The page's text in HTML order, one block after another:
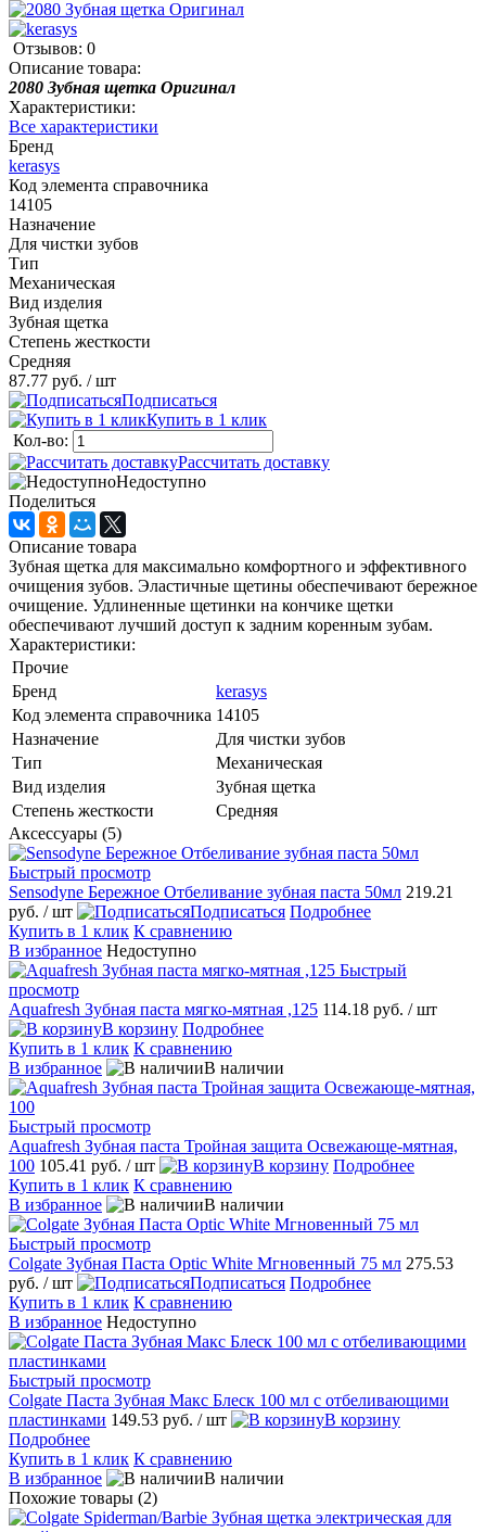
Отзывов: 0
Описание товара:
2080 Зубная щетка Оригинал
Характеристики:
Все характеристики
Бренд
kerasys
Код элемента справочника
14105
Назначение
Для чистки зубов
Тип
Механическая
Вид изделия
Зубная щетка
Степень жесткости
Средняя
87.77 руб. / шт
Подписаться
Купить в 1 клик
Кол-во:
Рассчитать доставку
Недоступно
Поделиться
Описание товара
Зубная щетка для максимально комфортного и эффективного
очищения зубов. Эластичные щетины обеспечивают бережное
очищение. Удлиненные щетинки на кончике щетки
обеспечивают лучший доступ к задним коренным зубам.
Характеристики:
Прочие
Бренд
kerasys
Код элемента справочника 14105
Назначение
Для чистки зубов
Тип
Механическая
Вид изделия
Зубная щетка
Степень жесткости
Средняя
Аксессуары (5)
Быстрый просмотр
Sensodyne Бережное Отбеливание зубная паста 50мл 219.21
руб. / шт Подписаться Подробнее
Купить в 1 клик К сравнению
В избранное Недоступно
Быстрый
просмотр
Aquafresh Зубная паста мягко-мятная ,125 114.18 руб. / шт
В корзину Подробнее
Купить в 1 клик К сравнению
В избранное
В наличии
Быстрый просмотр
Aquafresh Зубная паста Тройная защита Освежающе-мятная,
100 105.41 руб. / шт В корзину Подробнее
Купить в 1 клик К сравнению
В избранное
В наличии
Быстрый просмотр
Colgate Зубная Паста Optic White Мгновенный 75 мл 275.53
руб. / шт Подписаться Подробнее
Купить в 1 клик К сравнению
В избранное Недоступно
Быстрый просмотр
Colgate Паста Зубная Макс Блеск 100 мл c отбеливающими
пластинками 149.53 руб. / шт
В корзину
Подробнее
Купить в 1 клик К сравнению
В избранное
В наличии
Похожие товары (2)